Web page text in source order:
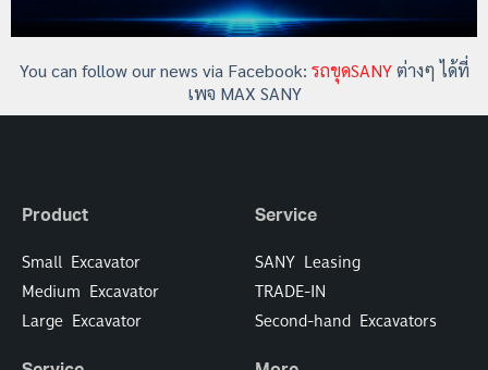
You can follow our news via Facebook: รถขุดSANYต่างๆ ได้ที่
เพจ MAX SANY
Product
Small Excavator
Medium Excavator
Large Excavator
Service
SANY Leasing
TRADE-IN
Second-hand Excavators